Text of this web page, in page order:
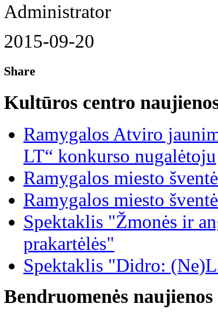
Administrator
2015-09-20
Share
Kultūros centro
Ramygalos Atviro
LT“ konkurso nugalėtoju
Ramygalos miesto šventė
Ramygalos miesto šventė
Spektaklis "Žmonės ir
prakartėlės"
Spektaklis "Didro:
Bendruomenės naujienos